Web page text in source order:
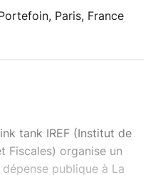
Paris, France
tank IREF (Institut de
Fiscales) organise un
publique à La